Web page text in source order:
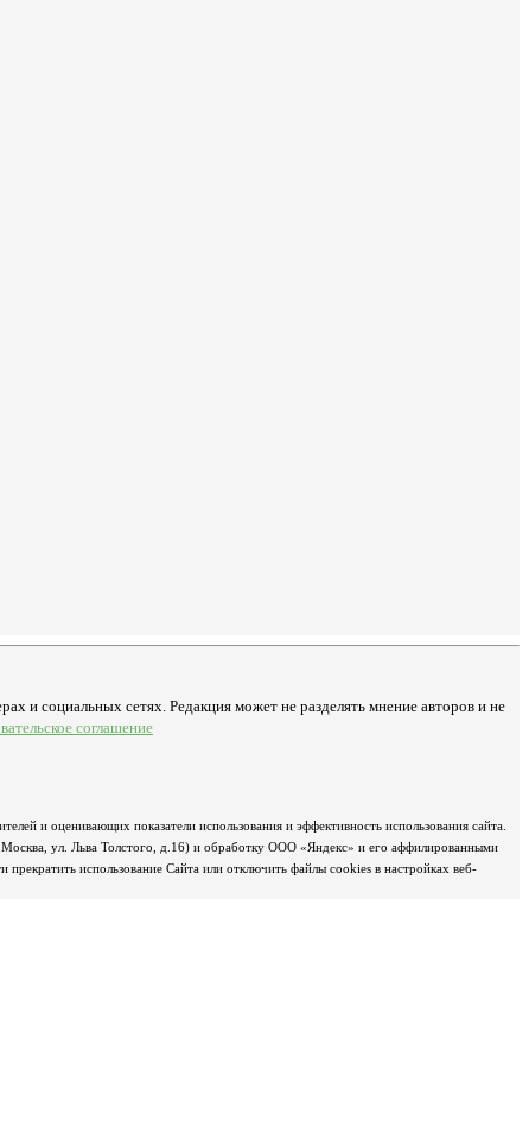
и социальных сетях. Редакция может не разделять мнение авторов и не
соглашение
и оценивающих показатели использования и эффективность использования сайта.
ул. Льва Толстого, д.16) и обработку ООО «Яндекс» и его аффилированными
использование Сайта или отключить файлы cookies в настройках веб-